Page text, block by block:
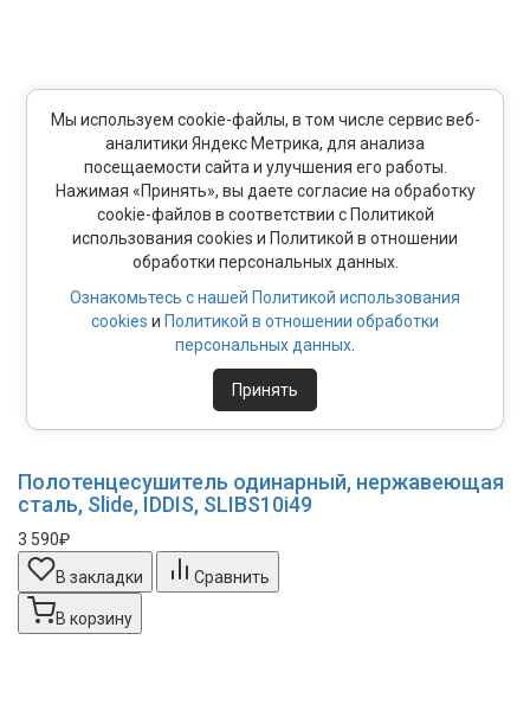
Полотенцесушитель одинарный, нержавеющая
сталь, Slide, IDDIS, SLIBS10i49
3 590₽
В закладки
Сравнить
В корзину
Мы используем cookie-файлы, в том числе сервис веб-
аналитики Яндекс Метрика, для анализа
посещаемости сайта и улучшения его работы.
Нажимая «Принять», вы даете согласие на обработку
cookie-файлов в соответствии с Политикой
использования cookies и Политикой в отношении
обработки персональных данных.
Ознакомьтесь с нашей Политикой использования
cookies и Политикой в отношении обработки
персональных данных.
Принять